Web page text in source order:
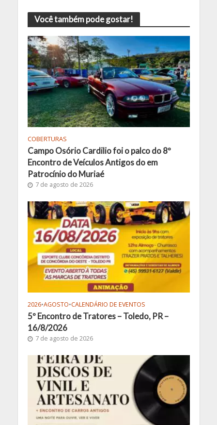
Você também pode gostar!
COBERTURAS
Campo Osório Cardilio foi o palco do 8º
Encontro de Veículos Antigos do em
Patrocínio do Muriaé
7 de agosto de 2026
2026•AGOSTO•CALENDÁRIO DE EVENTOS
5º Encontro de Tratores – Toledo, PR –
16/8/2026
7 de agosto de 2026